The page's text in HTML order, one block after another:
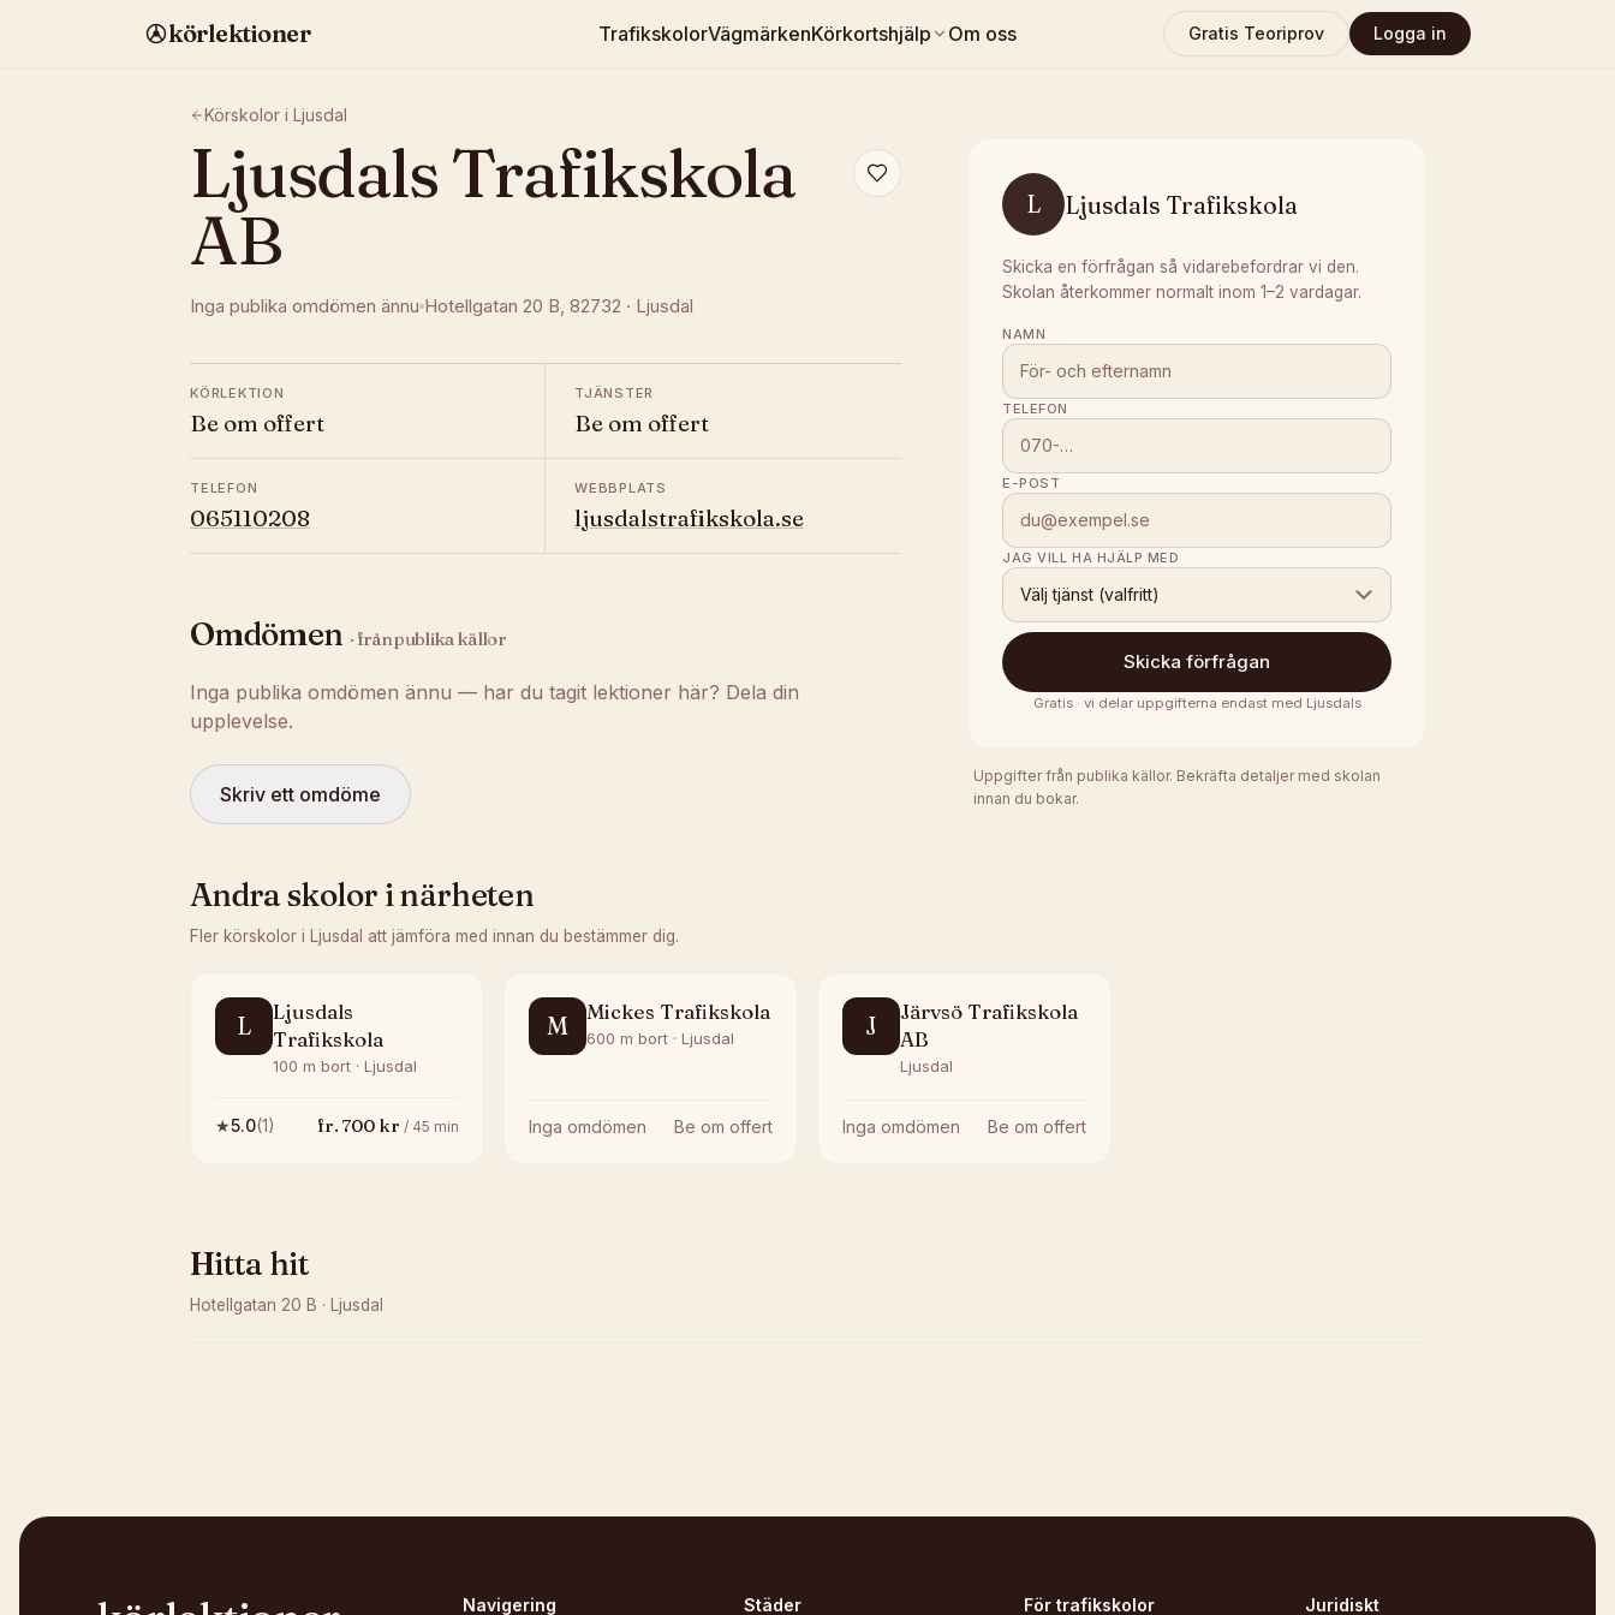
körlektioner TrafikskolorVägmärkenKörkortshjälp Om oss Gratis Teoriprov Logga in
Körskolor i Ljusdal
Ljusdals Trafikskola
AB
Inga publika omdömen ännu Hotellgatan 20 B, 82732 · Ljusdal
KÖRLEKTION
Be om offert
TJÄNSTER
Be om offert
TELEFON
065110208
WEBBPLATS
ljusdalstrafikskola.se
Omdömen · från publika källor
Inga publika omdömen ännu — har du tagit lektioner här? Dela din
upplevelse.
Skriv ett omdöme
L Ljusdals Trafikskola
Skicka en förfrågan så vidarebefordrar vi den.
Skolan återkommer normalt inom 1–2 vardagar.
NAMN
TELEFON
E-POST
JAG VILL HA HJÄLP MED
Välj tjänst (valfritt)
Skicka förfrågan
Gratis · vi delar uppgifterna endast med Ljusdals
Uppgifter från publika källor. Bekräfta detaljer med skolan
innan du bokar.
Andra skolor i närheten
Fler körskolor i Ljusdal att jämföra med innan du bestämmer dig.
L
Ljusdals
Trafikskola
100 m bort · Ljusdal
★5.0(1) fr. 700 kr / 45 min
M Mickes Trafikskola
600 m bort · Ljusdal
Inga omdömen Be om offert
J
Järvsö Trafikskola
AB
Ljusdal
Inga omdömen Be om offert
Hitta hit
Hotellgatan 20 B · Ljusdal
Navigering Städer För trafikskolor Juridiskt